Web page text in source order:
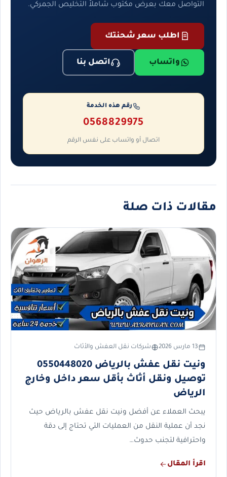
التواصل معك بعرض مكتوب شاملاً التخليص الجمركي.
اطلب سعر شحنتك
واتساب اتصل بنا
رقم هذه الخدمة
0568829975
اتصال أو واتساب على نفس الرقم
مقالات ذات صلة
13 مارس 2026 شركات نقل العفش والأثاث
ونيت نقل عفش بالرياض 0550448020
توصيل ونقل أثاث بأقل سعر داخل وخارج
الرياض
يبحث العملاء عن أفضل ونيت نقل عفش بالرياض حيث
نجد أن عملية النقل من العمليات التي تحتاج إلى دقة
واحترافية لتجنب حدوث…
اقرأ المقال